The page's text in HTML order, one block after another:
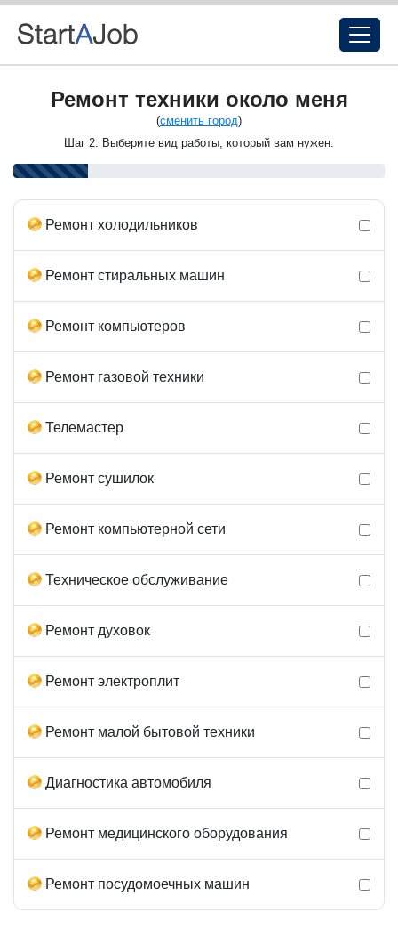
Ремонт техники около меня
(сменить город)
Шаг 2: Выберите вид работы, который вам нужен.
Ремонт холодильников
Ремонт стиральных машин
Ремонт компьютеров
Ремонт газовой техники
Телемастер
Ремонт сушилок
Ремонт компьютерной сети
Техническое обслуживание
Ремонт духовок
Ремонт электроплит
Ремонт малой бытовой техники
Диагностика автомобиля
Ремонт медицинского оборудования
Ремонт посудомоечных машин